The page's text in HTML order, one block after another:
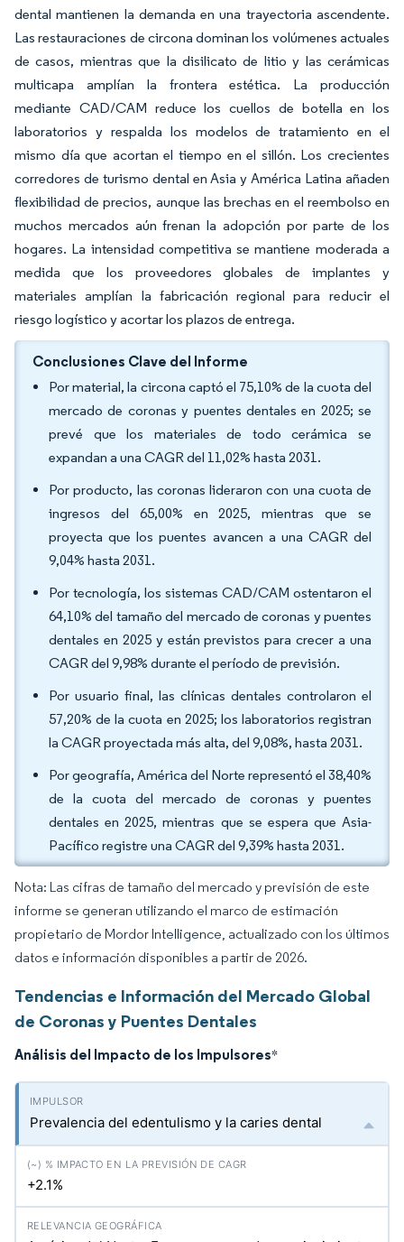
dental mantienen la demanda en una trayectoria ascendente.
Las restauraciones de circona dominan los volúmenes actuales
de casos, mientras que la disilicato de litio y las cerámicas
multicapa amplían la frontera estética. La producción
mediante CAD/CAM reduce los cuellos de botella en los
laboratorios y respalda los modelos de tratamiento en el
mismo día que acortan el tiempo en el sillón. Los crecientes
corredores de turismo dental en Asia y América Latina añaden
flexibilidad de precios, aunque las brechas en el reembolso en
muchos mercados aún frenan la adopción por parte de los
hogares. La intensidad competitiva se mantiene moderada a
medida que los proveedores globales de implantes y
materiales amplían la fabricación regional para reducir el
riesgo logístico y acortar los plazos de entrega.
Conclusiones Clave del Informe
Por material, la circona captó el 75,10% de la cuota del
mercado de coronas y puentes dentales en 2025; se
prevé que los materiales de todo cerámica se
expandan a una CAGR del 11,02% hasta 2031.
Por producto, las coronas lideraron con una cuota de
ingresos del 65,00% en 2025, mientras que se
proyecta que los puentes avancen a una CAGR del
9,04% hasta 2031.
Por tecnología, los sistemas CAD/CAM ostentaron el
64,10% del tamaño del mercado de coronas y puentes
dentales en 2025 y están previstos para crecer a una
CAGR del 9,98% durante el período de previsión.
Por usuario final, las clínicas dentales controlaron el
57,20% de la cuota en 2025; los laboratorios registran
la CAGR proyectada más alta, del 9,08%, hasta 2031.
Por geografía, América del Norte representó el 38,40%
de la cuota del mercado de coronas y puentes
dentales en 2025, mientras que se espera que Asia-
Pacífico registre una CAGR del 9,39% hasta 2031.
Nota: Las cifras de tamaño del mercado y previsión de este
informe se generan utilizando el marco de estimación
propietario de Mordor Intelligence, actualizado con los últimos
datos e información disponibles a partir de 2026.
Tendencias e Información del Mercado Global
de Coronas y Puentes Dentales
Análisis del Impacto de los Impulsores*
Prevalencia del edentulismo y la caries dental
+2.1%